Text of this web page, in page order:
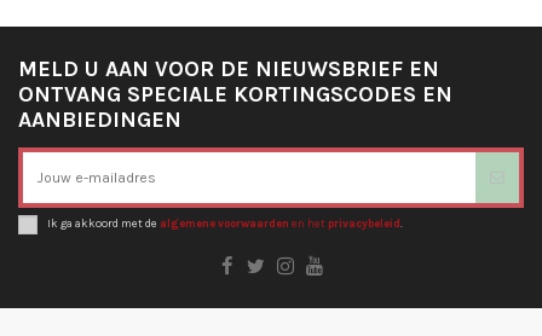
MELD U AAN VOOR DE NIEUWSBRIEF EN
ONTVANG SPECIALE KORTINGSCODES EN
AANBIEDINGEN
Ik ga akkoord met de algemene voorwaarden en het privacybeleid.